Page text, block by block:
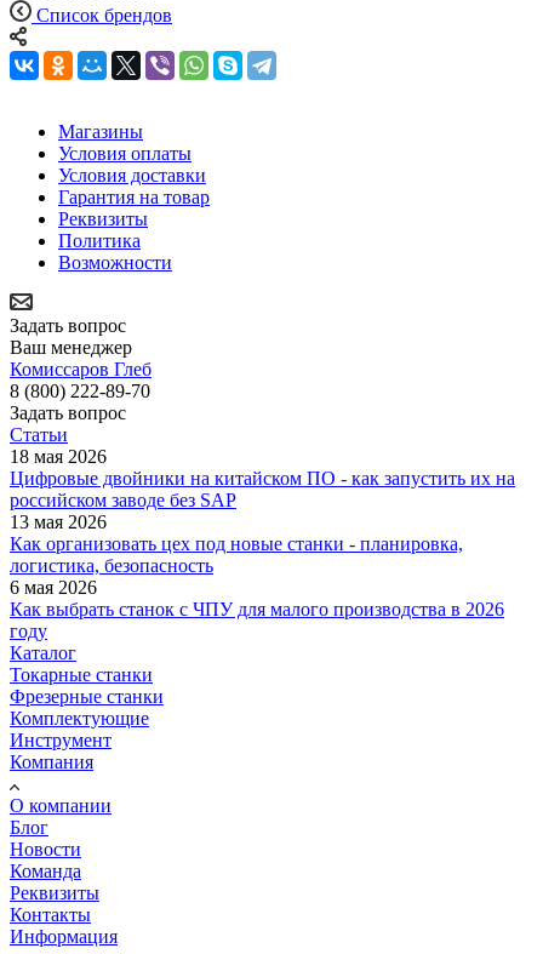
Список брендов
Магазины
Условия оплаты
Условия доставки
Гарантия на товар
Реквизиты
Политика
Возможности
Задать вопрос
Ваш менеджер
Комиссаров Глеб
8 (800) 222-89-70
Задать вопрос
Статьи
18 мая 2026
Цифровые двойники на китайском ПО - как запустить их на
российском заводе без SAP
13 мая 2026
Как организовать цех под новые станки - планировка,
логистика, безопасность
6 мая 2026
Как выбрать станок с ЧПУ для малого производства в 2026
году
Каталог
Токарные станки
Фрезерные станки
Комплектующие
Инструмент
Компания
О компании
Блог
Новости
Команда
Реквизиты
Контакты
Информация